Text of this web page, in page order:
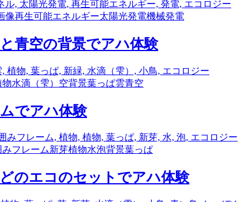
像再生可能エネルギー太陽光発電機械発電
青空の背景でアハ体験
物水滴（雫） 空背景葉っぱ雲青空
でアハ体験
みフレーム新芽植物水泡背景葉っぱ
のエコのセットでアハ体験